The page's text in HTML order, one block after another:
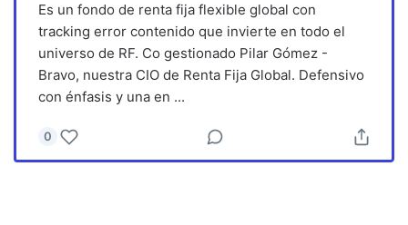
Es un fondo de renta fija flexible global con
tracking error contenido que invierte en todo el
universo de RF. Co gestionado Pilar Gómez -
Bravo, nuestra CIO de Renta Fija Global. Defensivo
con énfasis y una en ...
0